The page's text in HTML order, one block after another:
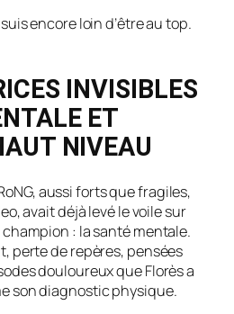
encore loin d’être au top.
INVISIBLES
ET
NIVEAU
aussi forts que fragiles,
avait déjà levé le voile sur
: la santé mentale.
perte de repères, pensées
douloureux que Florès a
son diagnostic physique.